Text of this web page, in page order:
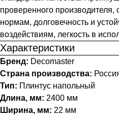
проверенного производителя,
нормам, долговечность и
воздействиям, легкость в
Характеристики
Бренд: Decomaster
Страна производства:
Тип: Плинтус напольный
Длина, мм: 2400 мм
Ширина, мм: 22 мм